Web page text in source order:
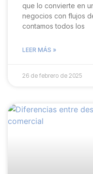
que lo convierte en
negocios con flujos
contamos todos los
LEER MÁS »
26 de febrero de 2025